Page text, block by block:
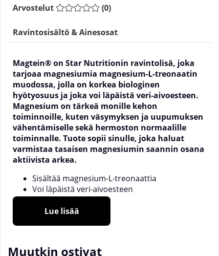
Arvostelut (0)
Ravintosisältö & Ainesosat
Magtein® on Star Nutritionin ravintolisä, joka
tarjoaa magnesiumia magnesium-L-treonaatin
muodossa, jolla on korkea biologinen
hyötyosuus ja joka voi läpäistä veri-aivoesteen.
Magnesium on tärkeä monille kehon
toiminnoille, kuten väsymyksen ja uupumuksen
vähentämiselle sekä hermoston normaalille
toiminnalle. Tuote sopii sinulle, joka haluat
varmistaa tasaisen magnesiumin saannin osana
aktiivista arkea.
Sisältää magnesium-L-treonaattia
Voi läpäistä veri-aivoesteen
Hermoston normaalille toiminnalle
Auttaa vähentämään väsymystä ja uupumusta
Mitä magnesium-L-treonaatti on?
tarvitsee toimiakseen normaalisti. Sitä tarvitaan
Lue lisää
Muutkin ostivat